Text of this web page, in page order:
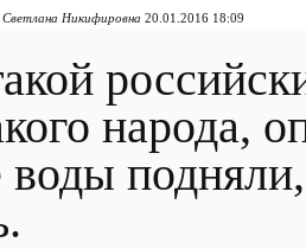
Никифировна 20.01.2016 18:09
народа,
воды